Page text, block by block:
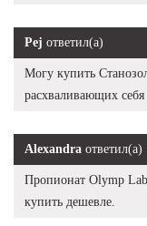
Pej ответил(а)
Могу купить
расхваливающих
Alexandra ответил(а)
Пропионат Olymp
купить дешевле.